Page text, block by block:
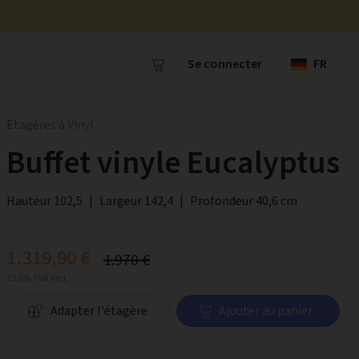
Se connecter FR
Buffet vinyle Eucalyptus
Hauteur 102,5 | Largeur 142,4 | Profondeur 40,6 cm
1.319,90 € 1.970 €
Adapter l'étagère Ajouter au panier